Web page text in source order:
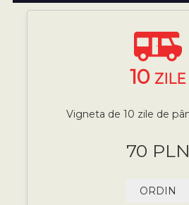
10 ZILE
Vigneta de 10 zile de
70 PLN
ORDIN